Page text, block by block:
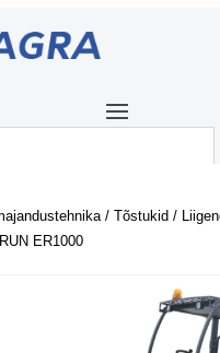
/Tõstukid /
ER1000